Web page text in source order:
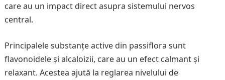
care au un impact direct asupra sistemului nervos
central.
Principalele substanțe active din passiflora sunt
flavonoidele și alcaloizii, care au un efect calmant și
relaxant. Acestea ajută la reglarea nivelului de